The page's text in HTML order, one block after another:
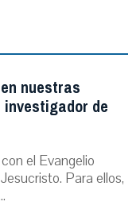
nuestras
de
el Evangelio
Para ellos,